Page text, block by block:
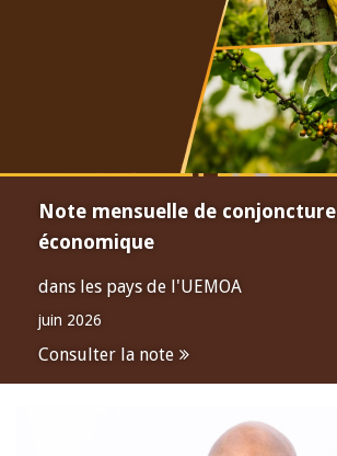
Note mensuelle de conjoncture
économique
dans les pays de l'UEMOA
juin 2026
Consulter la note